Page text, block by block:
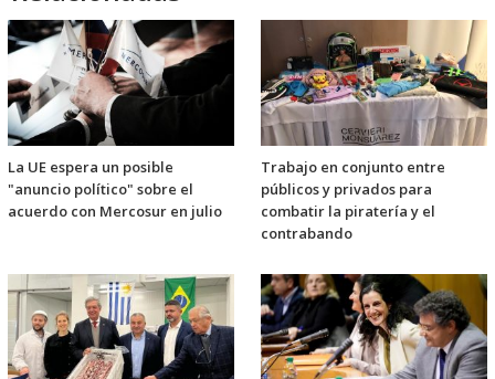
La UE espera un posible
"anuncio político" sobre el
acuerdo con Mercosur en julio
Trabajo en conjunto entre
públicos y privados para
combatir la piratería y el
contrabando